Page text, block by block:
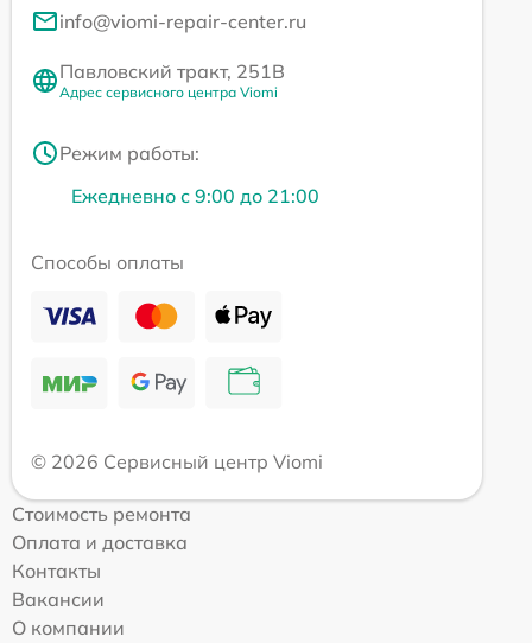
info@viomi-repair-center.ru
Павловский тракт, 251В
Адрес сервисного центра Viomi
Режим работы:
Ежедневно с 9:00 до 21:00
Способы оплаты
© 2026 Сервисный центр Viomi
Стоимость ремонта
Оплата и доставка
Контакты
Вакансии
О компании